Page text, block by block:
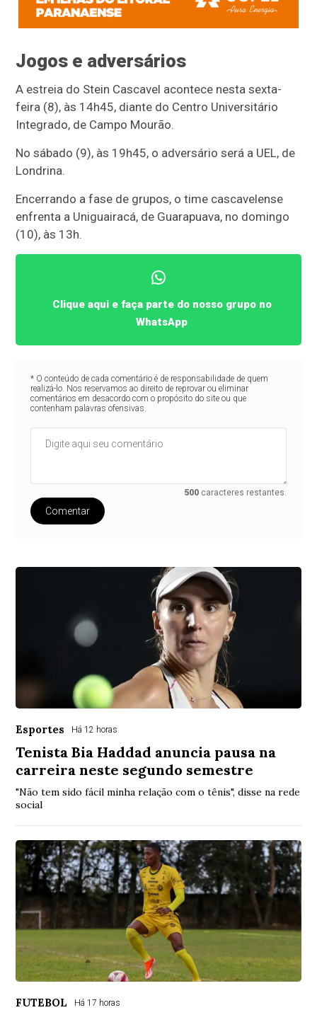
Jogos e adversários
A estreia do Stein Cascavel acontece nesta sexta-
feira (8), às 14h45, diante do Centro Universitário
Integrado, de Campo Mourão.
No sábado (9), às 19h45, o adversário será a UEL, de
Londrina.
Encerrando a fase de grupos, o time cascavelense
enfrenta a Uniguairacá, de Guarapuava, no domingo
(10), às 13h.
Clique aqui e faça parte do nosso grupo no
WhatsApp
* O conteúdo de cada comentário é de responsabilidade de quem
realizá-lo. Nos reservamos ao direito de reprovar ou eliminar
comentários em desacordo com o propósito do site ou que
contenham palavras ofensivas.
500 caracteres restantes.
Comentar
Esportes Há 12 horas
Tenista Bia Haddad anuncia pausa na
carreira neste segundo semestre
"Não tem sido fácil minha relação com o tênis", disse na rede
social
FUTEBOL Há 17 horas